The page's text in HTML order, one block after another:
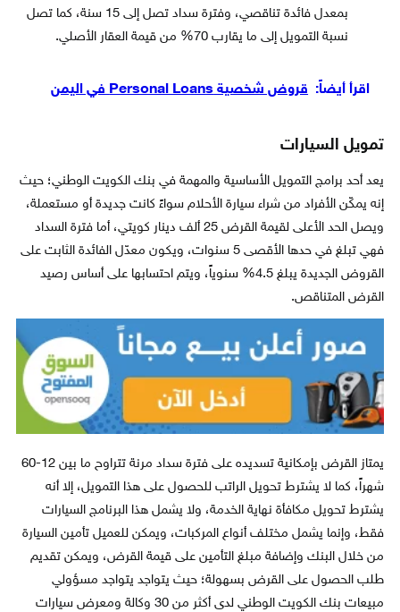
بمعدل فائدة تناقصي، وفترة سداد تصل إلى 15 سنة، كما تصل
نسبة التمويل إلى ما يقارب 70% من قيمة العقار الأصلي.
اقرأ أيضاً: قروض شخصية Personal Loans في اليمن
تمويل السيارات
يعد أحد برامج التمويل الأساسية والمهمة في بنك الكويت الوطني؛ حيث
إنه يمكّن الأفراد من شراء سيارة الأحلام سواءً كانت جديدة أو مستعملة،
ويصل الحد الأعلى لقيمة القرض 25 ألف دينار كويتي، أما فترة السداد
فهي تبلغ في حدها الأقصى 5 سنوات، ويكون معدّل الفائدة الثابت على
القروض الجديدة يبلغ 4.5% سنوياً، ويتم احتسابها على أساس رصيد
القرض المتناقص.
يمتاز القرض بإمكانية تسديده على فترة سداد مرنة تتراوح ما بين 12-60
شهراً، كما لا يشترط تحويل الراتب للحصول على هذا التمويل، إلا أنه
يشترط تحويل مكافأة نهاية الخدمة، ولا يشمل هذا البرنامج السيارات
فقط، وإنما يشمل مختلف أنواع المركبات، ويمكن للعميل تأمين السيارة
من خلال البنك وإضافة مبلغ التأمين على قيمة القرض، ويمكن تقديم
طلب الحصول على القرض بسهولة؛ حيث يتواجد يتواجد مسؤولي
مبيعات بنك الكويت الوطني لدى أكثر من 30 وكالة ومعرض سيارات